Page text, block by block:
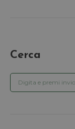
Cerca
Cerca: